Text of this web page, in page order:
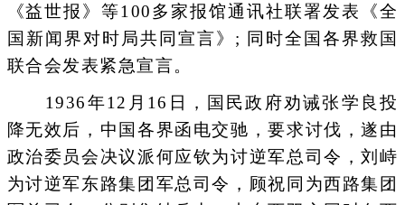
《益世报》等100多家报馆通讯社联署发表《全
国新闻界对时局共同宣言》; 同时全国各界救国
联合会发表紧急宣言。
1936年12月16日，国民政府劝诫张学良投
降无效后，中国各界函电交驰，要求讨伐，遂由
政治委员会决议派何应钦为讨逆军总司令，刘峙
为讨逆军东路集团军总司令，顾祝同为西路集团